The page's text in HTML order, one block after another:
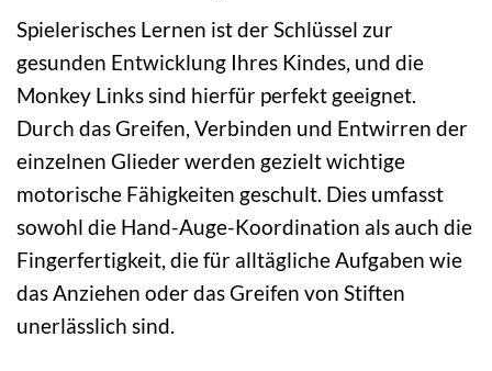
Spielerisches Lernen ist der Schlüssel zur
gesunden Entwicklung Ihres Kindes, und die
Monkey Links sind hierfür perfekt geeignet.
Durch das Greifen, Verbinden und Entwirren der
einzelnen Glieder werden gezielt wichtige
motorische Fähigkeiten geschult. Dies umfasst
sowohl die Hand-Auge-Koordination als auch die
Fingerfertigkeit, die für alltägliche Aufgaben wie
das Anziehen oder das Greifen von Stiften
unerlässlich sind.